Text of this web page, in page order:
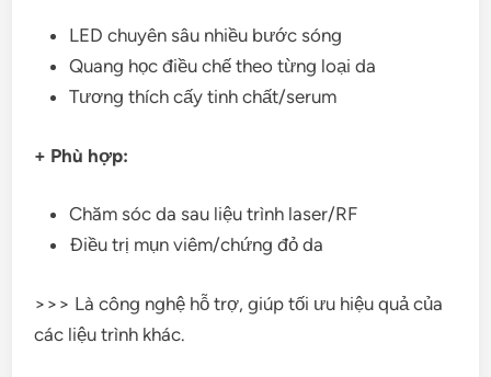
LED chuyên sâu nhiều bước sóng
Quang học điều chế theo từng loại da
Tương thích cấy tinh chất/serum
+ Phù hợp:
Chăm sóc da sau liệu trình laser/RF
Điều trị mụn viêm/chứng đỏ da
>>> Là công nghệ hỗ trợ, giúp tối ưu hiệu quả của
các liệu trình khác.